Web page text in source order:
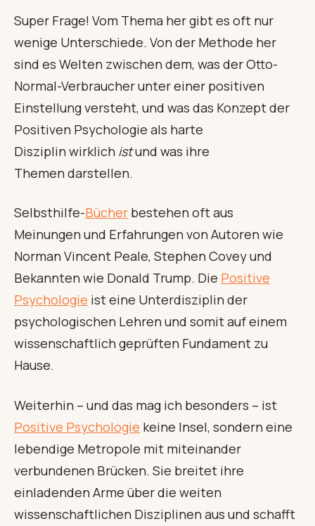
Super Frage! Vom Thema her gibt es oft nur
wenige Unterschiede. Von der Methode her
sind es Welten zwischen dem, was der Otto-
Normal-Verbraucher unter einer positiven
Einstellung versteht, und was das Konzept der
Positiven Psychologie als harte
Disziplin wirklich istund was ihre
Themen darstellen.
Selbsthilfe-Bücher bestehen oft aus
Meinungen und Erfahrungen von Autoren wie
Norman Vincent Peale, Stephen Covey und
Bekannten wie Donald Trump. Die Positive
Psychologie ist eine Unterdisziplin der
psychologischen Lehren und somit auf einem
wissenschaftlich geprüften Fundament zu
Hause.
Weiterhin – und das mag ich besonders – ist
Positive Psychologie keine Insel, sondern eine
lebendige Metropole mit miteinander
verbundenen Brücken. Sie breitet ihre
einladenden Arme über die weiten
wissenschaftlichen Disziplinen aus und schafft